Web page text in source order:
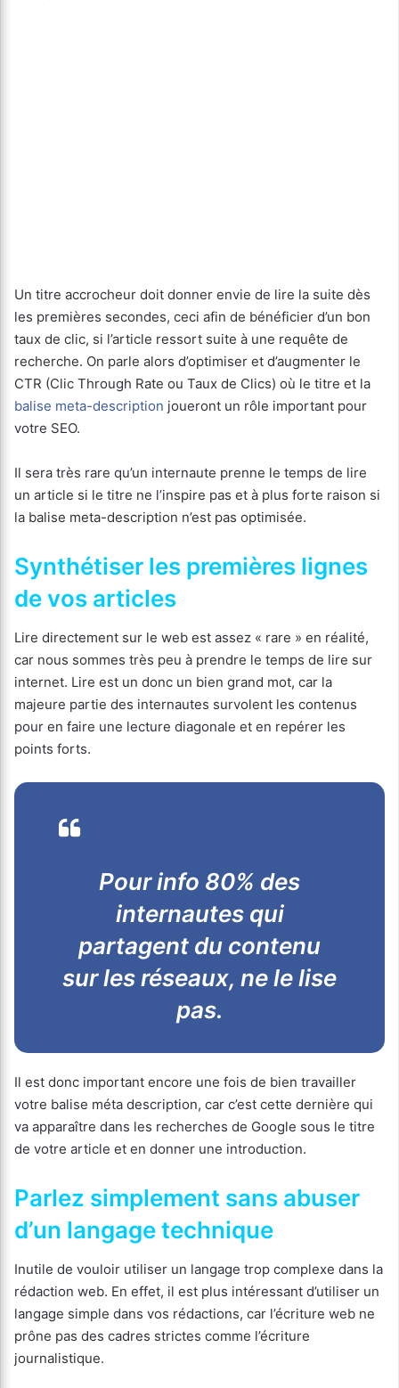
Un titre accrocheur doit donner envie de lire la suite dès
les premières secondes, ceci afin de bénéficier d’un bon
taux de clic, si l’article ressort suite à une requête de
recherche. On parle alors d’optimiser et d’augmenter le
CTR (Clic Through Rate ou Taux de Clics) où le titre et la
balise meta-description joueront un rôle important pour
votre SEO.
Il sera très rare qu’un internaute prenne le temps de lire
un article si le titre ne l’inspire pas et à plus forte raison si
la balise meta-description n’est pas optimisée.
Synthétiser les premières lignes
de vos articles
Lire directement sur le web est assez « rare » en réalité,
car nous sommes très peu à prendre le temps de lire sur
internet. Lire est un donc un bien grand mot, car la
majeure partie des internautes survolent les contenus
pour en faire une lecture diagonale et en repérer les
points forts.
Pour info 80% des
internautes qui
partagent du contenu
sur les réseaux, ne le lise
pas.
Il est donc important encore une fois de bien travailler
votre balise méta description, car c’est cette dernière qui
va apparaître dans les recherches de Google sous le titre
de votre article et en donner une introduction.
Parlez simplement sans abuser
d’un langage technique
Inutile de vouloir utiliser un langage trop complexe dans la
rédaction web. En effet, il est plus intéressant d’utiliser un
langage simple dans vos rédactions, car l’écriture web ne
prône pas des cadres strictes comme l’écriture
journalistique.